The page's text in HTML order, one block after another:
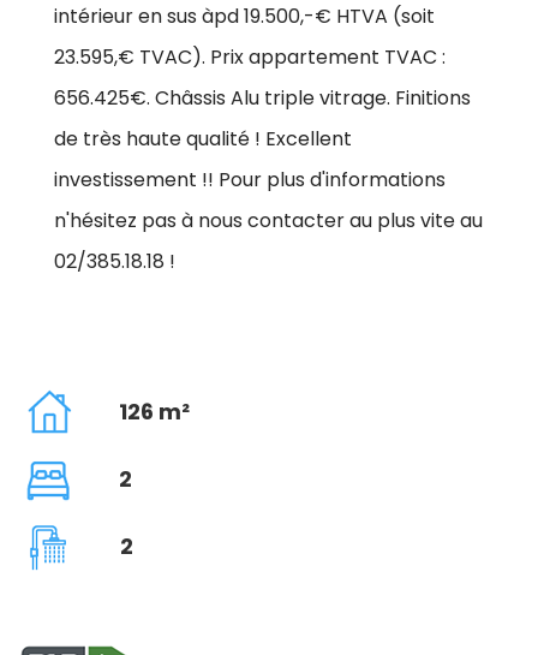
intérieur en sus àpd 19.500,-€ HTVA (soit
23.595,€ TVAC). Prix appartement TVAC :
656.425€. Châssis Alu triple vitrage. Finitions
de très haute qualité ! Excellent
investissement !! Pour plus d'informations
n'hésitez pas à nous contacter au plus vite au
02/385.18.18 !
126 m²
2
2